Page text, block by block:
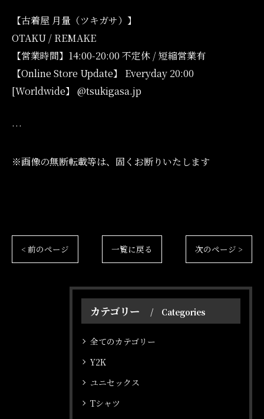
【古着屋 月量（ツキガサ）】
OTAKU / REMAKE
【営業時間】14:00-20:00 不定休 / 短縮営業有
【Online Store Update】 Everyday 20:00
[Worldwide】 @tsukigasa.jp
…
※画像の無断転載等は、固くお断りいたします
< 前のページ 一覧に戻る 次のページ >
カテゴリー Categories
全てのカテゴリー
Y2K
ユニセックス
Tシャツ
オンラインショップはこちら
オンラインショップはこちら